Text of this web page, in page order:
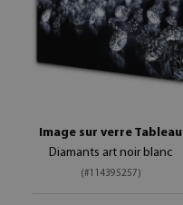
Image sur verre Tableau
Diamants art noir blanc
(#114395257)